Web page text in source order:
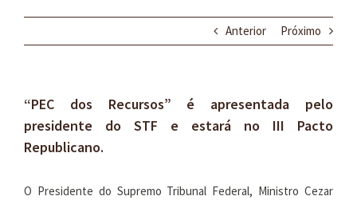
Anterior Próximo
“PEC dos Recursos” é apresentada pelo
presidente do STF e estará no III Pacto
Republicano.
O Presidente do Supremo Tribunal Federal, Ministro Cezar